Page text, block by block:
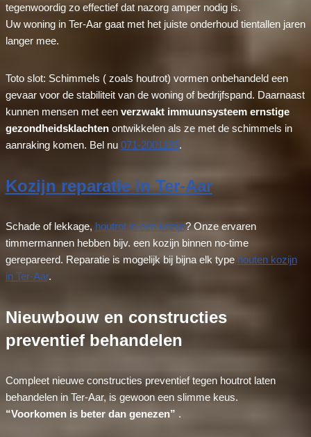
tegenwoordig zo effectief dat nazorg amper nodig is.
Uw woning in Ter-Aar gaat met het juiste onderhoud tientallen jaren
langer mee.
Toto slot: Schimmels ( zoals houtrot) vormen onbehandeld een
gevaar voor de stabiliteit van de woning of bedrijfspand. Daarnaast
kunnen mensen met een verzwakt immuunsysteem ernstige
gezondheidsklachten ontwikkelen als ze met de schimmels in
aanraking komen. Bel nu 071-2001185.
Kozijn reparatie in Ter-Aar
Schade of lekkage, houtrot in een kozijn? Onze ervaren
timmermannen hebben bijv. een kozijn binnen no-time
gerepareerd. Reparatie is mogelijk bij bijna elk type houten kozijn
in Ter-Aar.
Nieuwbouw en constructies
preventief behandelen
Compleet nieuwe constructies preventief tegen houtrot laten
behandelen in Ter-Aar, is gewoon een slimme keus.
“Voorkomen is beter dan genezen” .